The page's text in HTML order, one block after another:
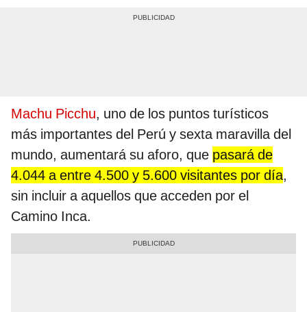
Machu Picchu, uno de los puntos turísticos
más importantes del Perú y sexta maravilla del
mundo, aumentará su aforo, que pasará de
4.044 a entre 4.500 y 5.600 visitantes por día,
sin incluir a aquellos que acceden por el
Camino Inca.